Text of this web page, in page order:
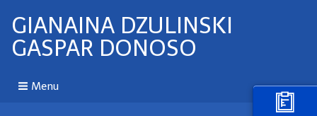
GIANAINA DZULINSKI
GASPAR DONOSO
Menu